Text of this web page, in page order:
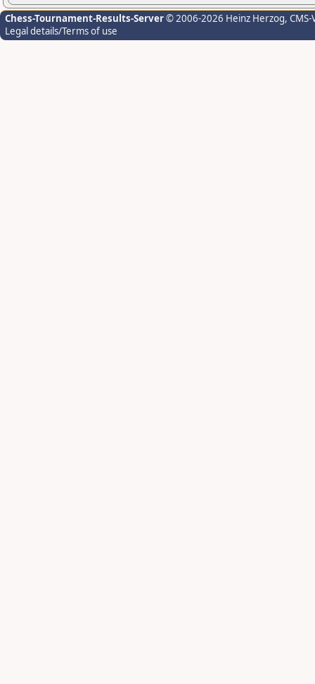
Chess-Tournament-Results-Server© 2006-2026 Heinz Herzog,
Legal details/Terms of use